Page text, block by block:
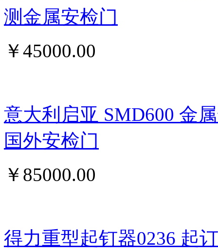
测金属安检门
￥45000.00
意大利启亚 SMD600 金
国外安检门
￥ 85000.00
得力重型起钉器0236 起